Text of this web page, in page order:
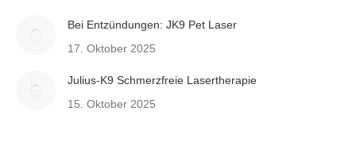
Bei Entzündungen: JK9 Pet Laser
17. Oktober 2025
Julius-K9 Schmerzfreie Lasertherapie
15. Oktober 2025